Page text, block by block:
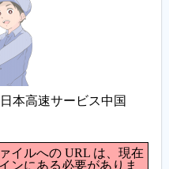
本高速サービス中国
イルへの URL は、現在
ンにある必要がありま